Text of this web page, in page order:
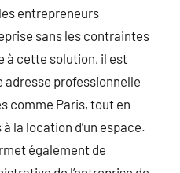
entrepreneurs
sans les contraintes
à cette solution, il est
adresse professionnelle
comme Paris, tout en
la location d’un espace.
également de